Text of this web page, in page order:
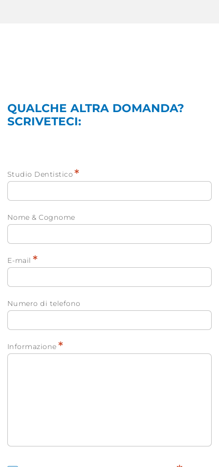
QUALCHE ALTRA DOMANDA?
SCRIVETECI:
Studio Dentistico *
Nome & Cognome
E-mail *
Numero di telefono
Informazione *